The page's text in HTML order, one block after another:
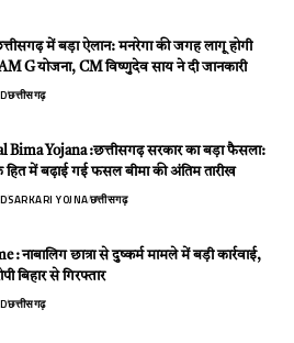
में बड़ा ऐलान: मनरेगा की जगह लागू होगी
G योजना, CM विष्णुदेव साय ने दी जानकारी
छत्तीसगढ़
Bima Yojana :छत्तीसगढ़ सरकार का बड़ा फैसला:
हित में बढ़ाई गई फसल बीमा की अंतिम तारीख
SARKARI YOJNAछत्तीसगढ़
: नाबालिग छात्रा से दुष्कर्म मामले में बड़ी कार्रवाई,
बिहार से गिरफ्तार
छत्तीसगढ़